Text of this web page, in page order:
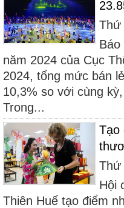
Thứ
năm 2024 của Cục
2024, tổng mức bán
10,3% so với cùng
Trong...
Tạo
Thứ
Hội
Thiên Huế tạo điểm